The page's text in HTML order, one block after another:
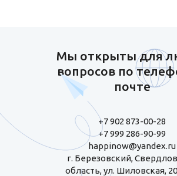
Мы открыты для
вопросов по
почте
+7 902 873-00-28
+7 999 286-90-99
happinow@yandex.ru
г. Березовский,
область, ул. Шиловская,